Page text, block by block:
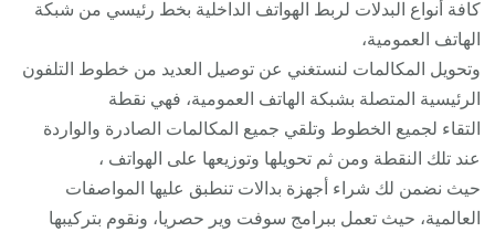
كافة أنواع البدلات لربط الهواتف الداخلية بخط رئيسي من شبكة
الهاتف العمومية،
وتحويل المكالمات لنستغني عن توصيل العديد من خطوط التلفون
الرئيسية المتصلة بشبكة الهاتف العمومية، فهي نقطة
التقاء لجميع الخطوط وتلقي جميع المكالمات الصادرة والواردة
عند تلك النقطة ومن ثم تحويلها وتوزيعها على الهواتف ،
حيث نضمن لك شراء أجهزة بدالات تنطبق عليها المواصفات
العالمية، حيث تعمل ببرامج سوفت وير حصريا، ونقوم بتركيبها